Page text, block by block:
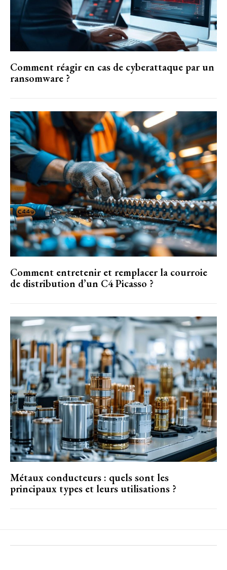
Comment réagir en cas de cyberattaque par un
ransomware ?
Comment entretenir et remplacer la courroie
de distribution d’un C4 Picasso ?
Métaux conducteurs : quels sont les
principaux types et leurs utilisations ?